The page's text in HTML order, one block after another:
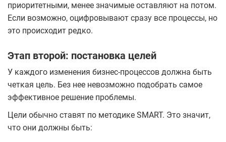
приоритетными, менее значимые оставляют на потом.
Если возможно, оцифровывают сразу все процессы, но
это происходит редко.
Этап второй: постановка целей
У каждого изменения бизнес-процессов должна быть
четкая цель. Без нее невозможно подобрать самое
эффективное решение проблемы.
Цели обычно ставят по методике SMART. Это значит,
что они должны быть: